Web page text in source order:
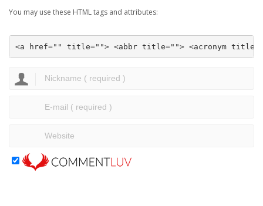
You may use these HTML tags and attributes:
<a href="" title=""> <abbr title=""> <acronym